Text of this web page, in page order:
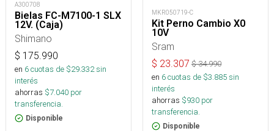
A300708
Bielas FC-M7100-1 SLX
12V. (Caja)
Shimano
$ 175.990
en 6cuotas de $29.332sin
interés
ahorras $7.040 por
transferencia.
Disponible
MKR050719-C
Kit Perno Cambio X0
10V
Sram
$ 23.307 $34.990
en 6cuotas de $3.885sin
interés
ahorras $930 por
transferencia.
Disponible